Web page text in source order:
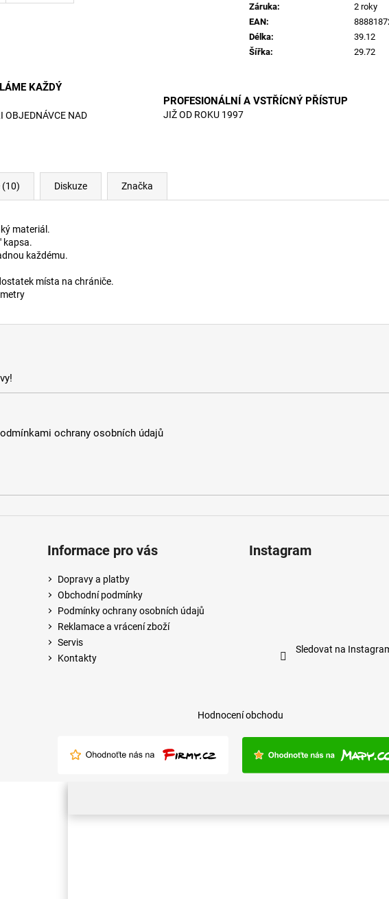
Záruka:
2 roky
EAN:
Délka:
39.12
Šířka: 29.72
KAŽDÝ
OBJEDNÁVCE NAD
PROFESIONÁLNÍ A VSTŘÍCNÝ PŘÍSTUP
JIŽ OD ROKU 1997
(10) Diskuze Značka
materiál.
kapsa.
každému.
místa na chrániče.
ochrany osobních údajů
Informace pro vás
Dopravy a platby
Obchodní podmínky
Podmínky ochrany osobních údajů
Reklamace a vrácení zboží
Servis
Kontakty
Instagram
Sledovat na
Hodnocení obchodu